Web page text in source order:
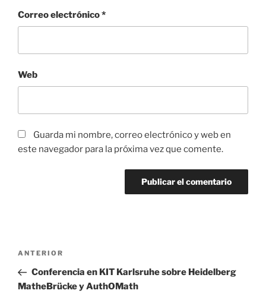
Correo electrónico*
Web
Guarda mi nombre, correo electrónico y web en
este navegador para la próxima vez que comente.
Navegación
entradas
Entrada
anterior:
ANTERIOR
Conferencia en KIT Karlsruhe sobre Heidelberg
MatheBrücke y AuthOMath